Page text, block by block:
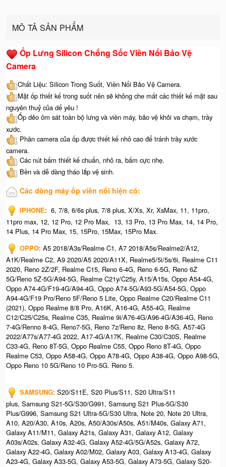
MÔ TẢ SẢN PHẨM
Ốp Lưng Silicon Chống Sốc Viền Nổi Bảo Vệ
Camera
Chất Liệu: Silicon Trong Suốt, Viền Nổi Bảo Vệ Camera.
Mặt ốp thiết kế trong suốt nên sẽ không che mất các thiết kế mặt sau
nguyên thuỷ của dế yêu !
Ốp dẻo ôm sát toàn bộ lưng và viền máy, bảo vệ khỏi va chạm, trầy
xước.
Phần camera của ốp được thiết kế nhô cao để tránh trầy xước
camera.
Các nút bấm thiết kế chuẩn, nhô ra, bấm cực nhẹ.
Bền và dễ dàng tháo lắp vệ sinh.
Các dòng máy ốp viền nổi hiện có:
IPHONE: 6, 7/8, 6/6s plus, 7/8 plus, X/Xs, Xr, XsMax, 11, 11pro,
11pro max, 12, 12 Pro, 12 Pro Max, 13, 13 Pro, 13 Pro Max, 14, 14 Pro,
14 Plus, 14 Pro Max, 15, 15Pro, 15Max, 15Pro Max.
OPPO: A5 2018/A3s/Realme C1, A7 2018/A5s/Realme2/A12,
A1K/Realme C2, A9 2020/A5 2020/A11X, Realme5/5i/5s/6i, Realme C11
2020, Reno 2Z/2F, Realme C15, Reno 6-4G, Reno 6-5G, Reno 6Z
5G/Reno 5Z-5G/A94-5G, Realme C21y/C25y, A15/A15s, Oppo A54-4G,
Oppo A74-4G/F19-4G/A94-4G, Oppo A74-5G/A93-5G/A54-5G, Oppo
A94-4G/F19 Pro/Reno 5F/Reno 5 Lite, Oppo Realme C20/Realme C11
(2021), Oppo Realme 8/8 Pro, A16K, A16-4G, A55-4G, Realme
C12/C25/C25s, Realme C35, Realme 9i/A76-4G/A96-4G/A36-4G, Reno
7-4G/Renno 8-4G, Reno7-5G, Reno 7z/Reno 8z, Reno 8-5G, A57-4G
2022/A77s/A77-4G 2022, A17-4G/A17K, Realme C30/C30S, Realme
C33-4G, Reno 8T-5G, Oppo Realme C55, Oppo Reno 8T-4G, Oppo
Realme C53, Oppo A58-4G, Oppo A78-4G, Oppo A38-4G, Oppo A98-5G,
Oppo Reno 10 5G/Reno 10 Pro-5G. Reno 5.
SAMSUNG: S20/S11E, S20 Plus/S11, S20 Ultra/S11
plus, Samsung S21-5G/S30/G991, Samsung S21 Plus-5G/S30
Plus/G996, Samsung S21 Ultra-5G/S30 Ultra, Note 20, Note 20 Ultra,
A10, A20/A30, A10s, A20s, A50/A30s/A50s, A51/M40s, Galaxy A71,
Galaxy A11/M11, Galaxy A21s, Galaxy A31, Galaxy A12, Galaxy
A03s/A02s, Galaxy A32-4G, Galaxy A52-4G/5G/A52s, Galaxy A72,
Galaxy A22-4G, Galaxy A02/M02, Galaxy A03, Galaxy A13-4G, Galaxy
A23-4G, Galaxy A33-5G, Galaxy A53-5G, Galaxy A73-5G, Galaxy S20-